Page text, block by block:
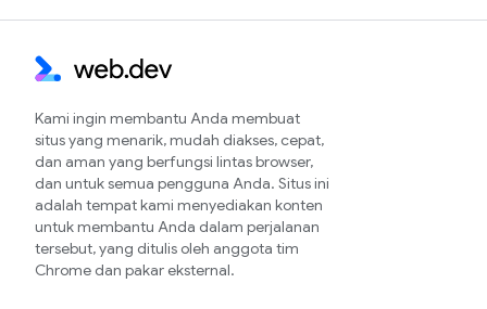
Kami ingin membantu Anda membuat
situs yang menarik, mudah diakses, cepat,
dan aman yang berfungsi lintas browser,
dan untuk semua pengguna Anda. Situs ini
adalah tempat kami menyediakan konten
untuk membantu Anda dalam perjalanan
tersebut, yang ditulis oleh anggota tim
Chrome dan pakar eksternal.